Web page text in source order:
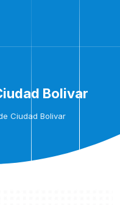
Bolivar
Ciudad Bolivar